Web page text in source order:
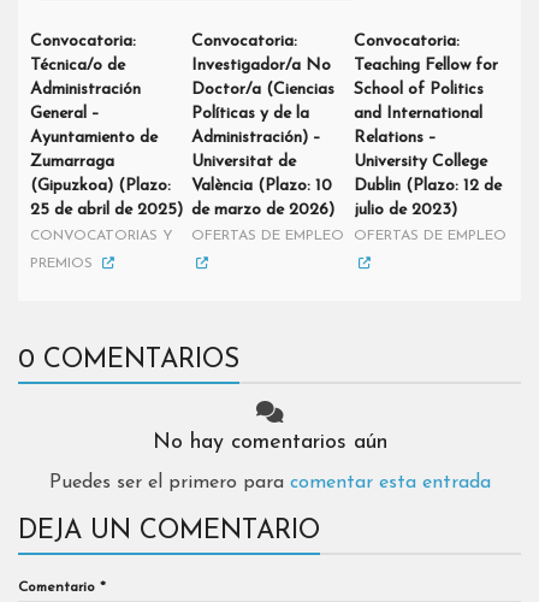
Convocatoria:
Técnica/o de
Administración
General –
Ayuntamiento de
Zumarraga
(Gipuzkoa) (Plazo:
25 de abril de 2025)
CONVOCATORIAS Y
PREMIOS
Convocatoria:
Investigador/a No
Doctor/a (Ciencias
Políticas y de la
Administración) –
Universitat de
València (Plazo: 10
de marzo de 2026)
OFERTAS DE EMPLEO
Convocatoria:
Teaching Fellow for
School of Politics
and International
Relations –
University College
Dublin (Plazo: 12 de
julio de 2023)
OFERTAS DE EMPLEO
0 COMENTARIOS
No hay comentarios aún
Puedes ser el primero para comentar esta entrada
DEJA UN COMENTARIO
Comentario *